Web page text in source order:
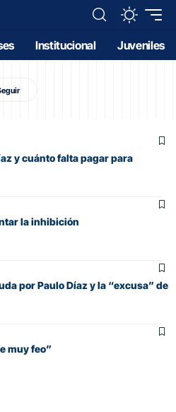
Institucional Juveniles
y cuánto falta pagar para
la inhibición
por Paulo Díaz y la “excusa” de
muy feo”